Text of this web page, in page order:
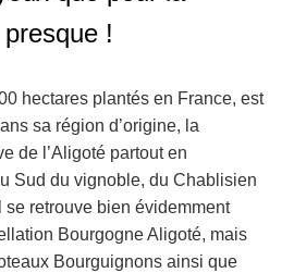
!
hectares plantés en France, est
sa région d’origine, la
de l’Aligoté partout en
Sud du vignoble, du Chablisien
se retrouve bien évidemment
Bourgogne Aligoté, mais
Bourguignons ainsi que